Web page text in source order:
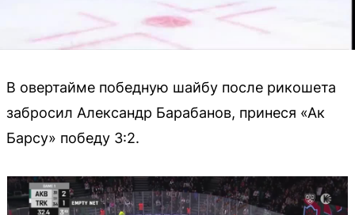
В овертайме победную шайбу после рикошета
забросил Александр Барабанов, принеся «Ак
Барсу» победу 3:2.